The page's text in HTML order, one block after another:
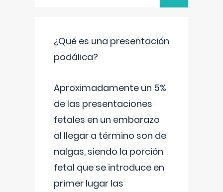
¿Qué es una presentación
podálica?
Aproximadamente un 5%
de las presentaciones
fetales en un embarazo
al llegar a término son de
nalgas, siendo la porción
fetal que se introduce en
primer lugar las